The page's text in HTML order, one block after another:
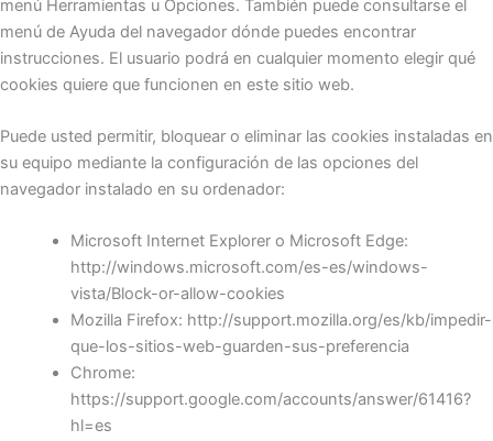
menú Herramientas u Opciones. También puede consultarse el
menú de Ayuda del navegador dónde puedes encontrar
instrucciones. El usuario podrá en cualquier momento elegir qué
cookies quiere que funcionen en este sitio web.
Puede usted permitir, bloquear o eliminar las cookies instaladas en
su equipo mediante la configuración de las opciones del
navegador instalado en su ordenador:
Microsoft Internet Explorer o Microsoft Edge:
http://windows.microsoft.com/es-es/windows-
vista/Block-or-allow-cookies
Mozilla Firefox: http://support.mozilla.org/es/kb/impedir-
que-los-sitios-web-guarden-sus-preferencia
Chrome:
https://support.google.com/accounts/answer/61416?
hl=es